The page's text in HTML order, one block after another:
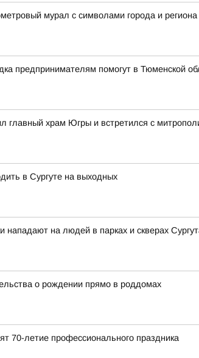
мурал с символами города и региона
предпринимателям помогут в Тюменской
главный храм Югры и встретился с
в Сургуте на выходных
нападают на людей в парках и скверах
о рождении прямо в роддомах
70-летие профессионального праздника